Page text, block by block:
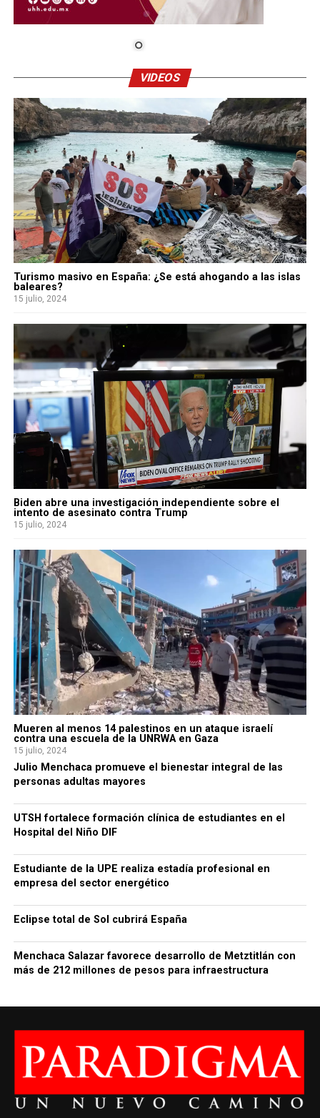
VIDEOS
Turismo masivo en España: ¿Se está ahogando a las islas
baleares?
15 julio, 2024
Biden abre una investigación independiente sobre el
intento de asesinato contra Trump
15 julio, 2024
Mueren al menos 14 palestinos en un ataque israelí
contra una escuela de la UNRWA en Gaza
15 julio, 2024
Julio Menchaca promueve el bienestar integral de las
personas adultas mayores
UTSH fortalece formación clínica de estudiantes en el
Hospital del Niño DIF
Estudiante de la UPE realiza estadía profesional en
empresa del sector energético
Eclipse total de Sol cubrirá España
Menchaca Salazar favorece desarrollo de Metztitlán con
más de 212 millones de pesos para infraestructura